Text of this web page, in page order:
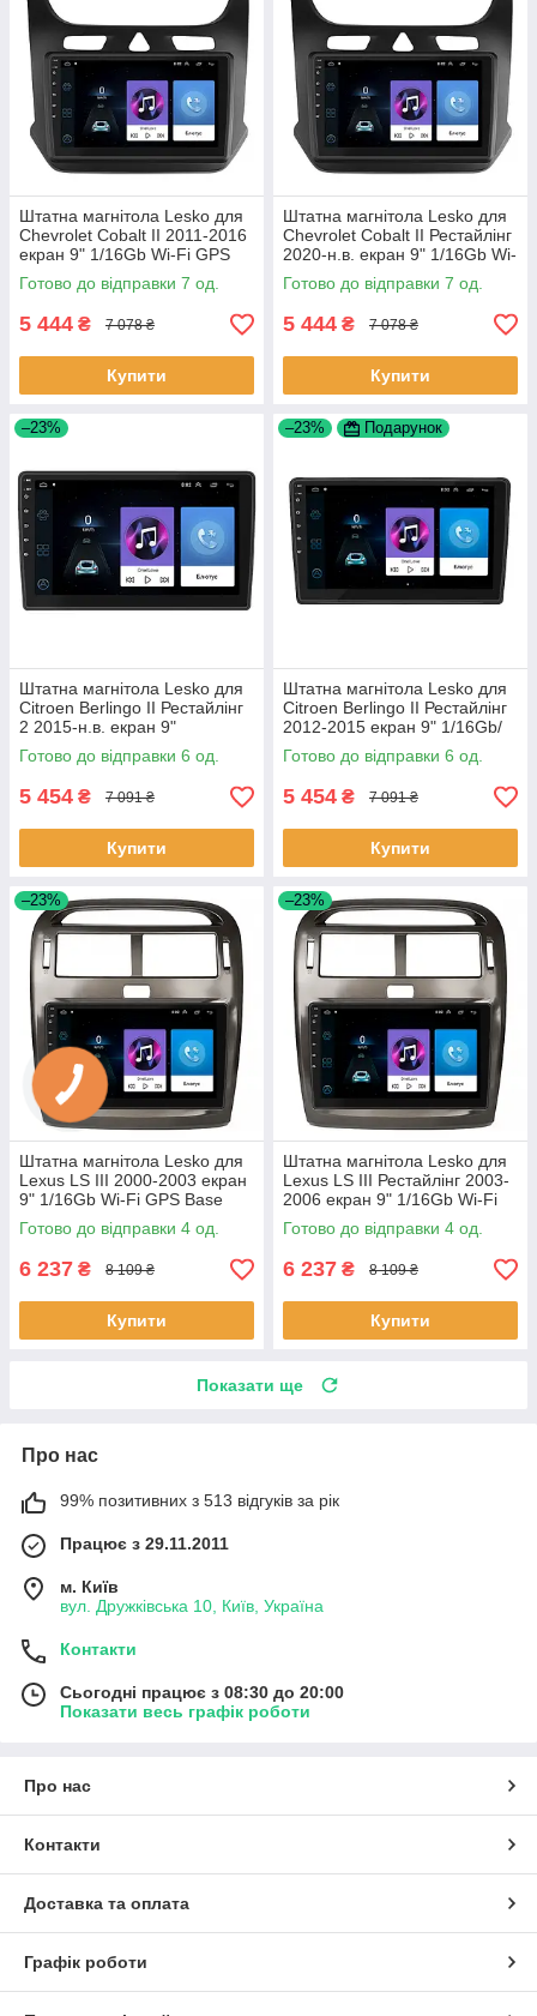
Штатна магнітола Lesko для
Chevrolet Cobalt II 2011-2016
екран 9" 1/16Gb Wi-Fi GPS
Base Шевроле Кобальт 7 шт.
Готово до відправки 7 од.
5 444 ₴ 7 078 ₴
Купити
Штатна магнітола Lesko для
Chevrolet Cobalt II Рестайлінг
2020-н.в. екран 9" 1/16Gb Wi-
Fi GPS Base 7 шт.
Готово до відправки 7 од.
5 444 ₴ 7 078 ₴
Купити
–23%
Штатна магнітола Lesko для
Citroen Berlingo II Рестайлінг
2 2015-н.в. екран 9"
1/16Gb/Wi-Fi GPS Optima 6шт
Готово до відправки 6 од.
5 454 ₴ 7 091 ₴
Купити
–23% Подарунок
Штатна магнітола Lesko для
Citroen Berlingo II Рестайлінг
2012-2015 екран 9" 1/16Gb/
Wi-Fi GPS Optima 6шт
Готово до відправки 6 од.
5 454 ₴ 7 091 ₴
Купити
–23%
Штатна магнітола Lesko для
Lexus LS III 2000-2003 екран
9" 1/16Gb Wi-Fi GPS Base
Лексус 4 шт.
Готово до відправки 4 од.
6 237 ₴ 8 109 ₴
Купити
–23%
Штатна магнітола Lesko для
Lexus LS III Рестайлінг 2003-
2006 екран 9" 1/16Gb Wi-Fi
GPS Base 4 шт.
Готово до відправки 4 од.
6 237 ₴ 8 109 ₴
Купити
Показати ще
Про нас
99% позитивних з 513 відгуків за рік
Працює з 29.11.2011
м. Київ
вул. Дружківська 10, Київ, Україна
Контакти
Сьогодні працює з 08:30 до 20:00
Показати весь графік роботи
Про нас
Контакти
Доставка та оплата
Графік роботи